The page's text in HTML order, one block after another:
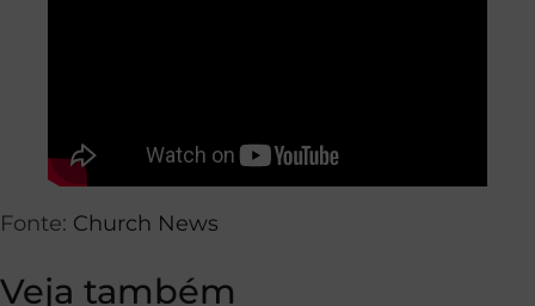
Fonte: Church News
Veja também